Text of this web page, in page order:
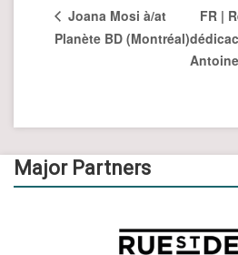
Joana Mosi à/at
Planète BD (Montréal)
FR |
Antoine
Major Partners